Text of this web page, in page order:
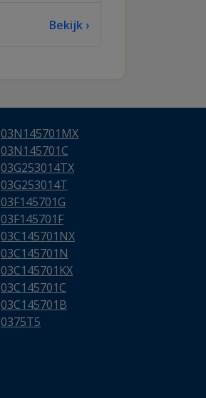
Bekijk ›
03N145701MX
03N145701C
03G253014TX
03G253014T
03F145701G
03F145701F
03C145701NX
03C145701N
03C145701KX
03C145701C
03C145701B
0375T5